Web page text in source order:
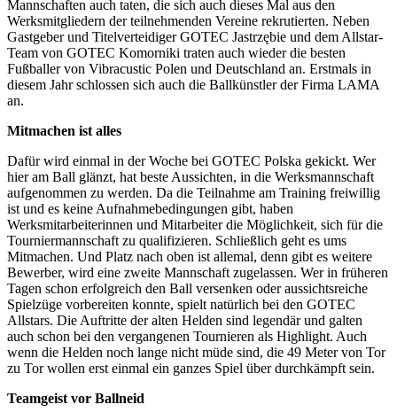
Mannschaften auch taten, die sich auch dieses Mal aus den
Werksmitgliedern der teilnehmenden Vereine rekrutierten. Neben
Gastgeber und Titelverteidiger GOTEC Jastrzębie und dem Allstar-
Team von GOTEC Komorniki traten auch wieder die besten
Fußballer von Vibracustic Polen und Deutschland an. Erstmals in
diesem Jahr schlossen sich auch die Ballkünstler der Firma LAMA
an.
Mitmachen ist alles
Dafür wird einmal in der Woche bei GOTEC Polska gekickt. Wer
hier am Ball glänzt, hat beste Aussichten, in die Werksmannschaft
aufgenommen zu werden. Da die Teilnahme am Training freiwillig
ist und es keine Aufnahmebedingungen gibt, haben
Werksmitarbeiterinnen und Mitarbeiter die Möglichkeit, sich für die
Tourniermannschaft zu qualifizieren. Schließlich geht es ums
Mitmachen. Und Platz nach oben ist allemal, denn gibt es weitere
Bewerber, wird eine zweite Mannschaft zugelassen. Wer in früheren
Tagen schon erfolgreich den Ball versenken oder aussichtsreiche
Spielzüge vorbereiten konnte, spielt natürlich bei den GOTEC
Allstars. Die Auftritte der alten Helden sind legendär und galten
auch schon bei den vergangenen Tournieren als Highlight. Auch
wenn die Helden noch lange nicht müde sind, die 49 Meter von Tor
zu Tor wollen erst einmal ein ganzes Spiel über durchkämpft sein.
Teamgeist vor Ballneid